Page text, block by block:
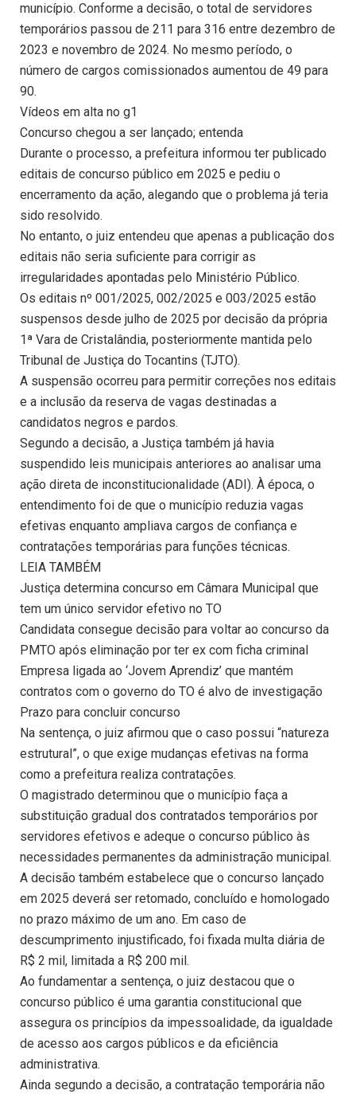
município. Conforme a decisão, o total de servidores
temporários passou de 211 para 316 entre dezembro de
2023 e novembro de 2024. No mesmo período, o
número de cargos comissionados aumentou de 49 para
90.
Vídeos em alta no g1
Concurso chegou a ser lançado; entenda
Durante o processo, a prefeitura informou ter publicado
editais de concurso público em 2025 e pediu o
encerramento da ação, alegando que o problema já teria
sido resolvido.
No entanto, o juiz entendeu que apenas a publicação dos
editais não seria suficiente para corrigir as
irregularidades apontadas pelo Ministério Público.
Os editais nº 001/2025, 002/2025 e 003/2025 estão
suspensos desde julho de 2025 por decisão da própria
1ª Vara de Cristalândia, posteriormente mantida pelo
Tribunal de Justiça do Tocantins (TJTO).
A suspensão ocorreu para permitir correções nos editais
e a inclusão da reserva de vagas destinadas a
candidatos negros e pardos.
Segundo a decisão, a Justiça também já havia
suspendido leis municipais anteriores ao analisar uma
ação direta de inconstitucionalidade (ADI). À época, o
entendimento foi de que o município reduzia vagas
efetivas enquanto ampliava cargos de confiança e
contratações temporárias para funções técnicas.
LEIA TAMBÉM
Justiça determina concurso em Câmara Municipal que
tem um único servidor efetivo no TO
Candidata consegue decisão para voltar ao concurso da
PMTO após eliminação por ter ex com ficha criminal
Empresa ligada ao ‘Jovem Aprendiz’ que mantém
contratos com o governo do TO é alvo de investigação
Prazo para concluir concurso
Na sentença, o juiz afirmou que o caso possui “natureza
estrutural”, o que exige mudanças efetivas na forma
como a prefeitura realiza contratações.
O magistrado determinou que o município faça a
substituição gradual dos contratados temporários por
servidores efetivos e adeque o concurso público às
necessidades permanentes da administração municipal.
A decisão também estabelece que o concurso lançado
em 2025 deverá ser retomado, concluído e homologado
no prazo máximo de um ano. Em caso de
descumprimento injustificado, foi fixada multa diária de
R$ 2 mil, limitada a R$ 200 mil.
Ao fundamentar a sentença, o juiz destacou que o
concurso público é uma garantia constitucional que
assegura os princípios da impessoalidade, da igualdade
de acesso aos cargos públicos e da eficiência
administrativa.
Ainda segundo a decisão, a contratação temporária não